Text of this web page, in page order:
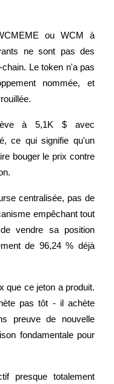
et des intérêts flexibles
ou WCM à
ne sont pas des
Le token n'a pas
nommée, et
à 5,1K $ avec
ce qui signifie qu'un
bouger le prix contre
centralisée, pas de
empêchant tout
vendre sa position
de 96,24 % déjà
que ce jeton a produit.
pas tôt - il achète
preuve de nouvelle
fondamentale pour
presque totalement